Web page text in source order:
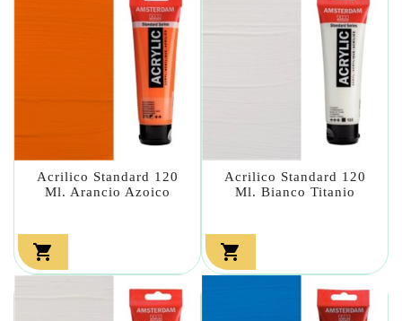
Acrilico Standard 120
Ml. Arancio Azoico

Acrilico Standard 120
Ml. Bianco Titanio
